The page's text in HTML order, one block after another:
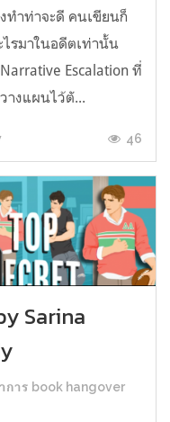
ทำท่าจะดี คนเขียนก็
ไรมาในอดีตเท่านั้น
Escalation ที่
างแผนไว้ตั...
46
Sarina
การ book hangover